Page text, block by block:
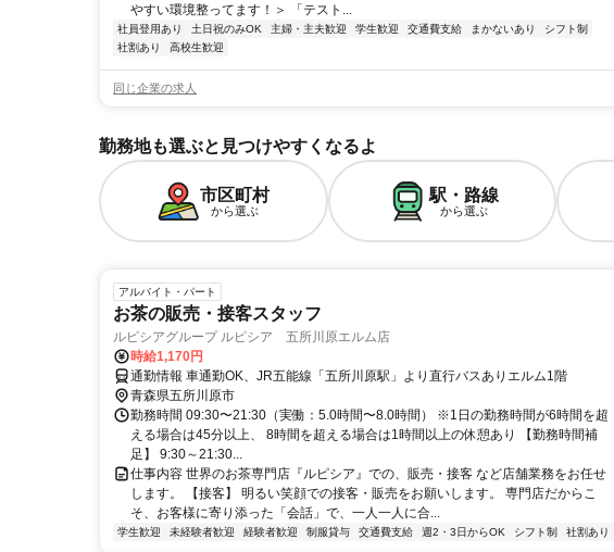
やすい環境整ってます！＞ 「テスト...
社員登用あり 土日祝のみOK 主婦・主夫歓迎 学生歓迎 交通費支給 まかないあり
シフト制
社割あり
高校生歓迎
同じ企業の求人
勤務地も選ぶと見つけやすくなるよ
市区町村
から選ぶ
駅・路線
から選ぶ
アルバイト・パート
お茶の販売・接客スタッフ
ルピシアグループ ルピシア 五所川原エルム店
時給1,170円
通勤情報 車通勤OK、JR五能線「五所川原駅」より直行バスありエルム1階
青森県五所川原市
勤務時間 09:30〜21:30（実働：5.0時間〜8.0時間） ※1日の勤務時間が6時間を超
える場合は45分以上、 8時間を超える場合は1時間以上の休憩あり 【勤務時間補
足】 9:30～21:30...
仕事内容 世界のお茶専門店『ルピシア』での、販売・接客 など店舗業務をお任せ
します。 【接客】 明るい笑顔での接客・販売をお願いします。 専門店だからこ
そ、お客様に寄り添った「会話」で、一人一人に合...
学生歓迎 未経験者歓迎 経験者歓迎 制服貸与 交通費支給 週2・3日からOK シフト制 社割あり